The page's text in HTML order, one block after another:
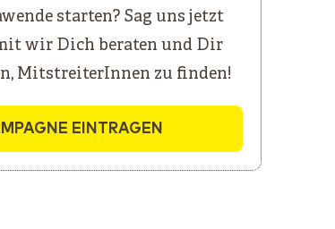
starten? Sag uns jetzt
wir Dich beraten und Dir
MitstreiterInnen zu finden!
EINTRAGEN